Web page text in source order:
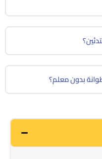
بدون معلم؟